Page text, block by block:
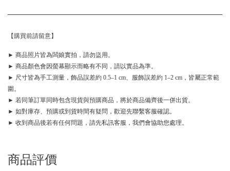
【購買前請留意】
► 商品照片皆為闆娘實拍，請勿盜用。
► 商品顏色會因螢幕顯示而略有不同，請以實品為準。
► 尺寸皆為手工測量，飾品誤差約 0.5–1 cm、服飾誤差約 1–2 cm，皆屬正常範
圍。
► 若同筆訂單同時包含現貨與預購商品，將於商品備齊後一併出貨。
► 如對庫存、預購或到貨時間有疑問，歡迎先聯繫客服確認。
► 收到商品後若有任何問題，請先私訊客服，我們會協助您處理。
商品評價